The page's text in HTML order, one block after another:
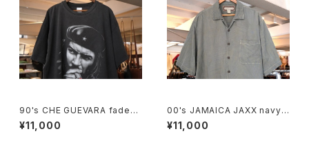
90's CHE GUEVARA fade-b
lack cotton photo print Te
e
¥11,000
00's JAMAICA JAXX navy-
green jacquard silk Shirt
¥11,000